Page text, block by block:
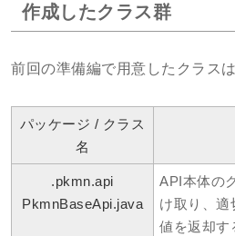
作成したクラス群
前回の準備編で用意したクラス
パッケージ / クラス
名
.pkmn.api
PkmnBaseApi.java
API本体の
け取り、適
値を返却す